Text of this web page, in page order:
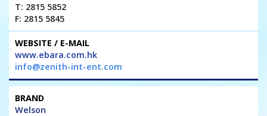
T: 2815 5852
F: 2815 5845
www.ebara.com.hk
info@zenith-int-ent.com
Welson